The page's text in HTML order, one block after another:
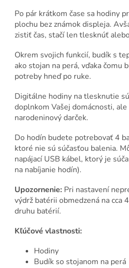
Po pár krátkom čase sa hodiny
plochu bez známok displeja.
zistiť čas, stačí len tlesknúť
Okrem svojich funkcií, budík s
ako stojan na perá, vďaka čomu
potreby hneď po ruke.
Digitálne hodiny na tlesknutie
doplnkom Vašej domácnosti,
narodeninový darček.
Do hodín budete potrebovať 4
ktoré nie sú súčasťou balenia.
napájací USB kábel, ktorý je
na nabíjanie hodín).
Upozornenie: Pri nastavení
výdrž batérii obmedzená na cca
druhu batérií.
Kľúčové vlastnosti:
Hodiny
Budík so stojanom na perá